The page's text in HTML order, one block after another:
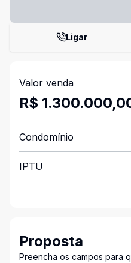
Ligar
Valor venda
R$
Condomínio
IPTU
Proposta
Preencha os campos para